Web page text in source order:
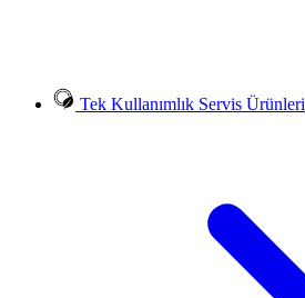
Tek Kullanımlık Servis Ürünleri